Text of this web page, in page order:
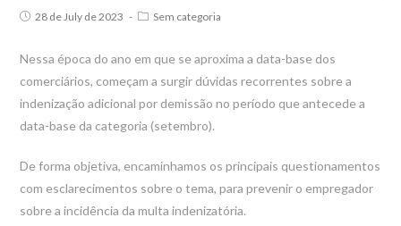
Post28 de July de 2023
PostSem categoria
Nessa época do ano em que se aproxima a data-base dos
comerciários, começam a surgir dúvidas recorrentes sobre a
indenização adicional por demissão no período que antecede a
data-base da categoria (setembro).
De forma objetiva, encaminhamos os principais questionamentos
com esclarecimentos sobre o tema, para prevenir o empregador
sobre a incidência da multa indenizatória.